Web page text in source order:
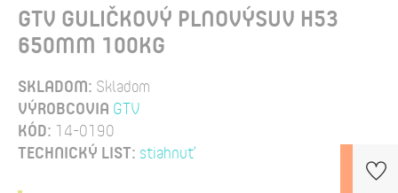
GTV GULIČKOVÝ PLNOVÝSUV H53
650MM 100KG
SKLADOM: Skladom
VÝROBCOVIA GTV
KÓD: 14-0190
TECHNICKÝ LIST: stiahnuť